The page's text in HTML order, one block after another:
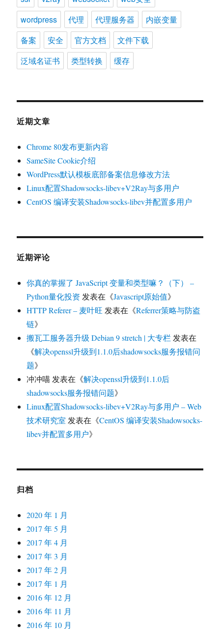
wordpress
代理 代理服务器
内嵌变量
备案
安全 官方文档
文件下载
泛域名证书
类型转换 缓存
近期文章
Chrome 80发布更新内容
SameSite Cookie介绍
WordPress默认模板底部备案信息修改方法
Linux配置Shadowsocks-libev+V2Ray与多用户
CentOS 编译安装Shadowsocks-libev并配置多用户
近期评论
你真的掌握了 JavaScript 变量和类型嘛？（下） –
Python量化投资 发表在《Javascript原始值》
HTTP Referer – 麦叶旺 发表在《Referrer策略与防盗
链》
搬瓦工服务器升级 Debian 9 stretch | 大专栏 发表在
《解决openssl升级到1.1.0后shadowsocks服务报错问
题》
冲冲喵 发表在《解决openssl升级到1.1.0后
shadowsocks服务报错问题》
Linux配置Shadowsocks-libev+V2Ray与多用户 – Web
技术研究室 发表在《CentOS 编译安装Shadowsocks-
libev并配置多用户》
归档
2020 年 1 月
2017 年 5 月
2017 年 4 月
2017 年 3 月
2017 年 2 月
2017 年 1 月
2016 年 12 月
2016 年 11 月
2016 年 10 月